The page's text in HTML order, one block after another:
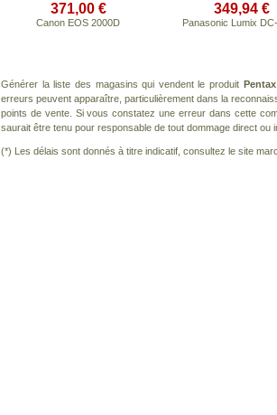
371,00 €
Canon EOS 2000D
349,94 €
Panasonic Lumix
Générer la liste des magasins qui vendent le produit
erreurs peuvent apparaître, particulièrement dans la
points de vente. Si vous constatez une erreur dans cette
saurait être tenu pour responsable de tout dommage direct ou
(*) Les délais sont donnés à titre indicatif, consultez le site